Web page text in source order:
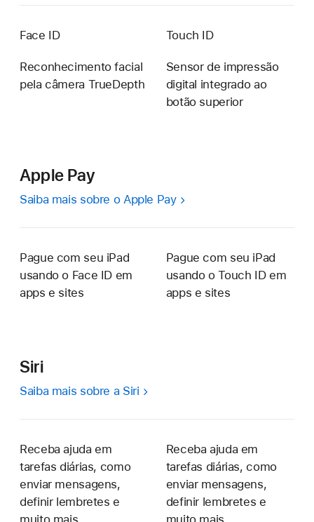
Face ID Touch ID
Reconhecimento facial
pela câmera TrueDepth
Sensor de impressão
digital integrado ao
botão superior
Apple Pay
Saiba mais sobre o Apple Pay
Pague com seu iPad
usando o Face ID em
apps e sites
Pague com seu iPad
usando o Touch ID em
apps e sites
Siri
Saiba mais sobre a Siri
Receba ajuda em
tarefas diárias, como
enviar mensagens,
definir lembretes e
muito mais
Receba ajuda em
tarefas diárias, como
enviar mensagens,
definir lembretes e
muito mais